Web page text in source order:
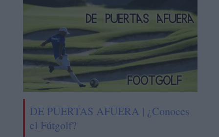
DE PUERTAS AFUERA | ¿Conoces
el Fútgolf?